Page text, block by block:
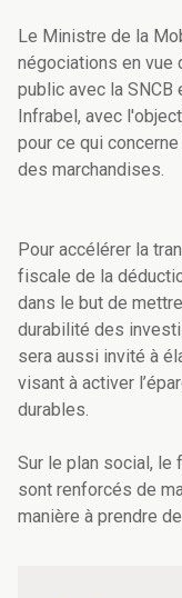
Le Ministre de la
négociations en vue
public avec la SNCB
Infrabel, avec
pour ce qui
des marchandises.
Pour accélérer la
fiscale de la
dans le but de
durabilité des
sera aussi invité à
visant à activer
durables.
Sur le plan social,
sont renforcés de
manière à prendre